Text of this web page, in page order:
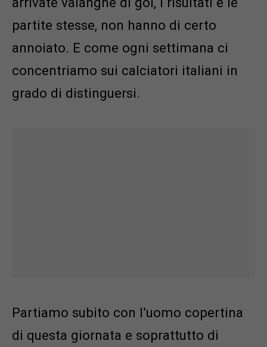
partite stesse, non hanno di certo
annoiato. E come ogni settimana ci
concentriamo sui calciatori italiani in
grado di distinguersi.
Partiamo subito con l’uomo copertina
di questa giornata e soprattutto di